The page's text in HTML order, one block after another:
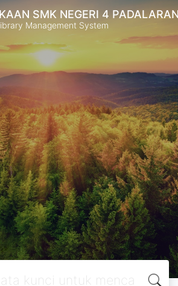
SMK NEGERI 4
Management System